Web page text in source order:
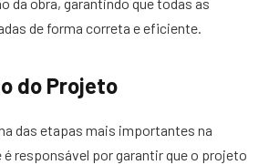
de forma correta e eficiente.
do Projeto
das etapas mais importantes na
responsável por garantir que o projeto